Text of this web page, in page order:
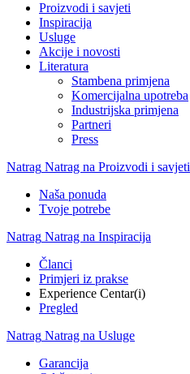
Proizvodi i savjeti
Inspiracija
Usluge
Akcije i novosti
Literatura
Stambena primjena
Komercijalna upotreba
Industrijska primjena
Partneri
Press
Natrag Natrag na Proizvodi i savjeti
Naša ponuda
Tvoje potrebe
Natrag Natrag na Inspiracija
Članci
Primjeri iz prakse
Experience Centar(i)
Pregled
Natrag Natrag na Usluge
Garancija